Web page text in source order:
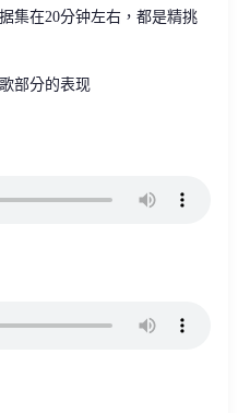
集在20分钟左右，都是精挑
部分的表现